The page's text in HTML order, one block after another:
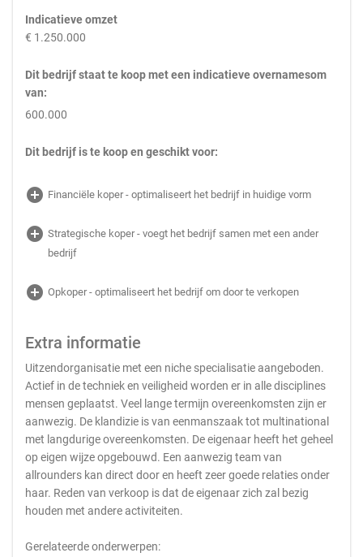
Indicatieve omzet
€ 1.250.000
Dit bedrijf staat te koop met een indicatieve overnamesom
van:
600.000
Dit bedrijf is te koop en geschikt voor:
add_circle Financiële koper - optimaliseert het bedrijf in huidige vorm
add_circle Strategische koper - voegt het bedrijf samen met een ander
bedrijf
add_circle Opkoper - optimaliseert het bedrijf om door te verkopen
Extra informatie
Uitzendorganisatie met een niche specialisatie aangeboden.
Actief in de techniek en veiligheid worden er in alle disciplines
mensen geplaatst. Veel lange termijn overeenkomsten zijn er
aanwezig. De klandizie is van eenmanszaak tot multinational
met langdurige overeenkomsten. De eigenaar heeft het geheel
op eigen wijze opgebouwd. Een aanwezig team van
allrounders kan direct door en heeft zeer goede relaties onder
haar. Reden van verkoop is dat de eigenaar zich zal bezig
houden met andere activiteiten.
Gerelateerde onderwerpen: